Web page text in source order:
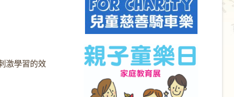
激學習的效